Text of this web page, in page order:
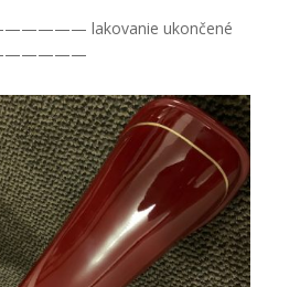
lakovanie ukončené